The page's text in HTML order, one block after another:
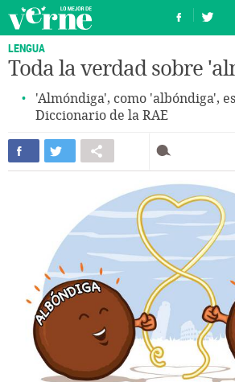
LENGUA
Toda la verdad sobre
'Almóndiga', como 'albóndiga',
Diccionario de la RAE